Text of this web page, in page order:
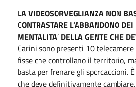
LA VIDEOSORVEGLIANZA NON
CONTRASTARE L’ABBANDONO
MENTALITA’ DELLA GENTE CHE
Carini sono presenti 10
fisse che controllano il territorio,
basta per frenare gli sporcaccioni.
che deve definitivamente